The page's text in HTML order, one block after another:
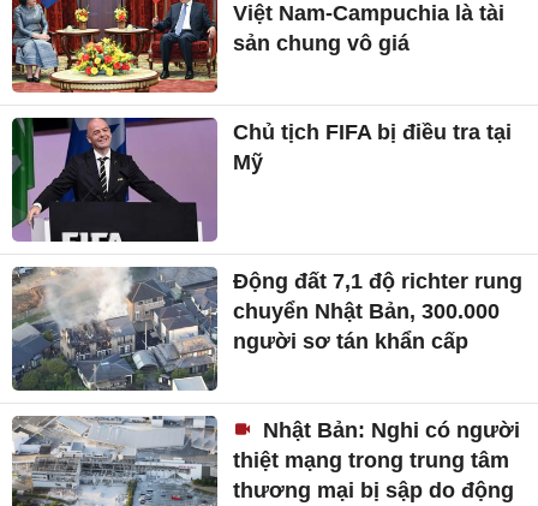
Việt Nam-Campuchia là tài
sản chung vô giá ​
Chủ tịch FIFA bị điều tra tại
Mỹ
Động đất 7,1 độ richter rung
chuyển Nhật Bản, 300.000
người sơ tán khẩn cấp
Nhật Bản: Nghi có người
thiệt mạng trong trung tâm
thương mại bị sập do động